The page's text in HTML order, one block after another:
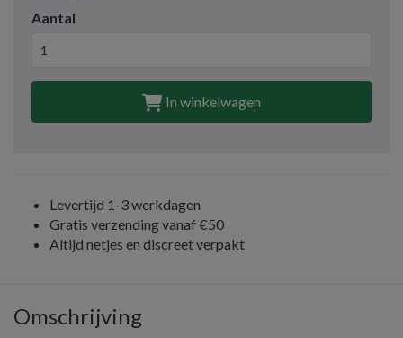
Aantal
In winkelwagen
Levertijd 1-3 werkdagen
Gratis verzending vanaf €50
Altijd netjes en discreet verpakt
Omschrijving